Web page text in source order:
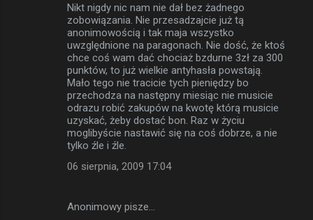
Nikt nigdy nic nam nie dał bez żadnego
zobowiązania. Nie przesadzajcie już tą
anonimowością i tak maja wszystko
uwzględnione na paragonach. Nie dość, że ktoś
chce coś wam dać chociaż bzdurne 3zł za 300
punktów, to już wielkie antyhasła powstają.
Mało tego nie tracicie tych pieniędzy bo
przechodza na następny miesiąc nie musicie
odrazu robić zakupów na kwotę którą musicie
uzyskać, żeby dostać bon. Raz w życiu
moglibyście nastawić się na coś dobrze, a nie
tylko źle i źle.
06 sierpnia, 2009 17:04
Anonimowy pisze…